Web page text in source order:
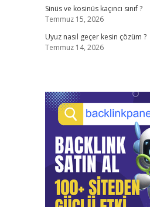
Sinüs ve kosinüs kaçıncı sınıf ?
Temmuz 15, 2026
Uyuz nasıl geçer kesin çözüm ?
Temmuz 14, 2026